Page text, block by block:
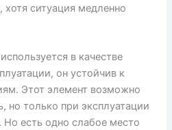
ситуация медленно
в качестве
он устойчив к
Этот элемент возможно
но только при эксплуатации
Но есть одно слабое место